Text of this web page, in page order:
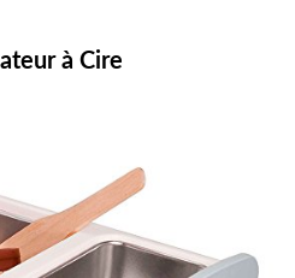
à Cire